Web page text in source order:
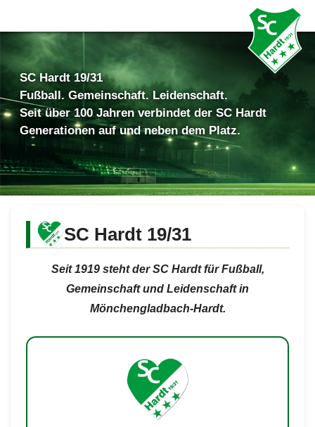
SC Hardt 19/31
Fußball. Gemeinschaft. Leidenschaft.
Seit über 100 Jahren verbindet der SC Hardt
Generationen auf und neben dem Platz.
SC Hardt 19/31
Seit 1919 steht der SC Hardt für Fußball,
Gemeinschaft und Leidenschaft in
Mönchengladbach-Hardt.